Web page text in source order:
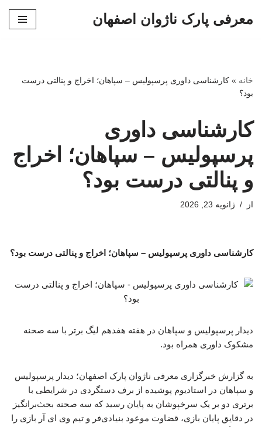
معرفی پارک ناژوان اصفهان
خانه » کارشناسی داوری پرسپولیس – سپاهان؛ اخراج و پنالتی درست
بود؟
کارشناسی داوری
پرسپولیس – سپاهان؛ اخراج
و پنالتی درست بود؟
از ژانویه 23, 2026
کارشناسی داوری پرسپولیس – سپاهان؛ اخراج و پنالتی درست بود؟
دیدار پرسپولیس و سپاهان در هفته هفدهم لیگ برتر با سه صحنه
مشکوک داوری همراه بود.
به گزارش خبرگزاری معرفی ناژوان پارک اصفهان؛ دیدار پرسپولیس
و سپاهان در استادیوم پوشیده از برف دستگردی در شرایطی با
برتری دو بر یک سرخپوشان به پایان رسید که سه صحنه بحث‌برانگیز
در دقایق پایان بازی، قضاوت موعود بنیادی‌فر و تیم وی ای آر بازی را